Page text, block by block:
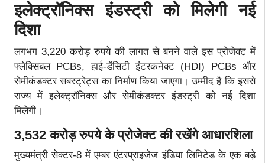
इलेक्ट्रॉनिक्स इंडस्ट्री को मिलेगी नई
दिशा
लगभग 3,220 करोड़ रुपये की लागत से बनने वाले इस प्रोजेक्ट में
फ्लेक्सिबल PCBs, हाई-डेंसिटी इंटरकनेक्ट (HDI) PCBs और
सेमीकंडक्टर सबस्ट्रेट्स का निर्माण किया जाएगा। उम्मीद है कि इससे
राज्य में इलेक्ट्रॉनिक्स और सेमीकंडक्टर इंडस्ट्री को नई दिशा
मिलेगी।
3,532 करोड़ रुपये के प्रोजेक्ट की रखेंगे आधारशिला
मुख्यमंत्री सेक्टर-8 में एम्बर एंटरप्राइजेज इंडिया लिमिटेड के एक बड़े